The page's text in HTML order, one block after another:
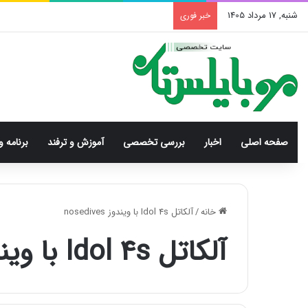
شنبه, 17 مرداد 1405 خبر فوری
صفحه اصلی اخبار بررسی‌ تخصصی آموزش و ترفند برنامه
خانه/آلکاتل Idol 4s با ویندوز nosedives
آلکاتل Idol 4s با ویندوز nosedives